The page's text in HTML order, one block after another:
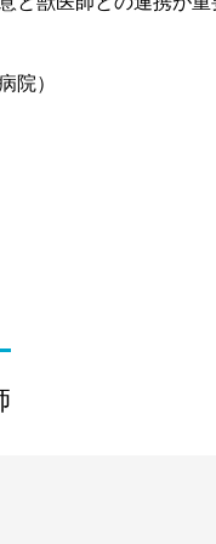
院）